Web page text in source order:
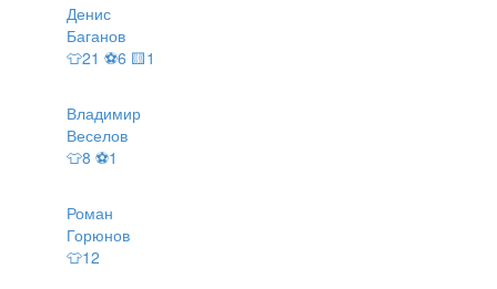
Денис
Баганов
👕21 ⚽6 🟨1
Владимир
Веселов
👕8 ⚽1
Роман
Горюнов
👕12